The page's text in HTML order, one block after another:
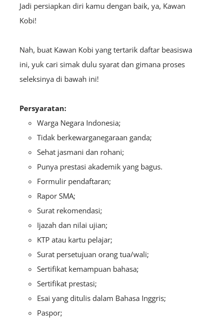
Jadi persiapkan diri kamu dengan baik, ya, Kawan
Kobi!
Nah, buat Kawan Kobi yang tertarik daftar beasiswa
ini, yuk cari simak dulu syarat dan gimana proses
seleksinya di bawah ini!
Persyaratan:
Warga Negara Indonesia;
Tidak berkewarganegaraan ganda;
Sehat jasmani dan rohani;
Punya prestasi akademik yang bagus.
Formulir pendaftaran;
Rapor SMA;
Surat rekomendasi;
Ijazah dan nilai ujian;
KTP atau kartu pelajar;
Surat persetujuan orang tua/wali;
Sertifikat kemampuan bahasa;
Sertifikat prestasi;
Esai yang ditulis dalam Bahasa Inggris;
Paspor;